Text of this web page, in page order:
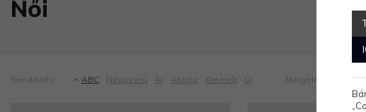
Női
Rendezés: ABC Népszerű Ár Akciós Kiemelt Új Megjelenítve: 1-24